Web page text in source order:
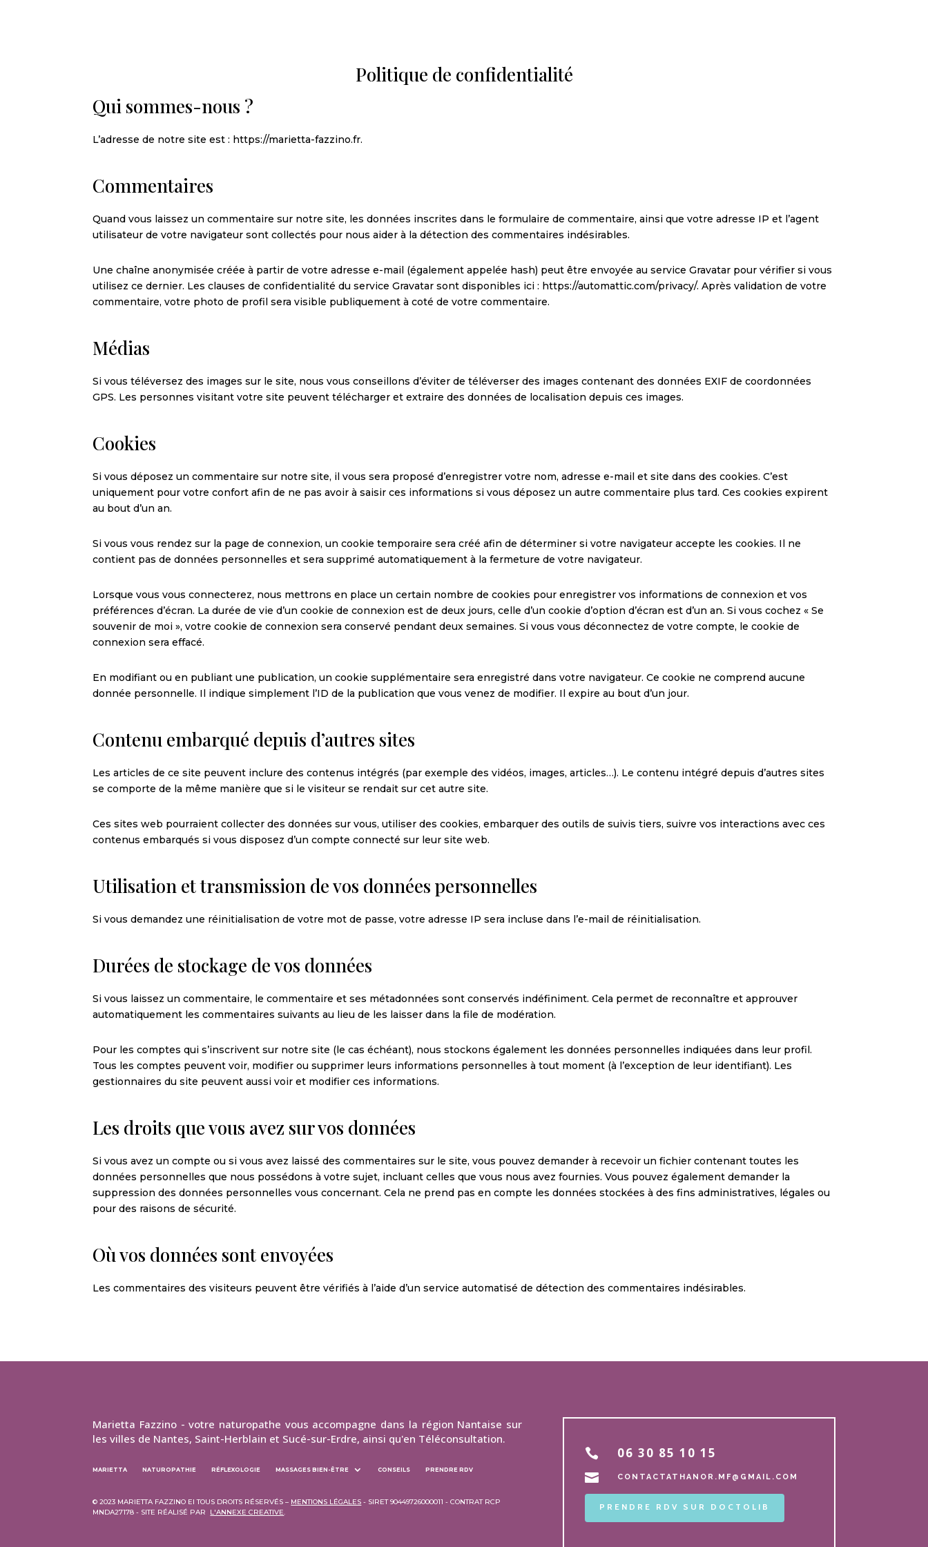
Politique de confidentialité
Qui sommes-nous ?
L’adresse de notre site est : https://marietta-fazzino.fr.
Commentaires
Quand vous laissez un commentaire sur notre site, les données inscrites dans le formulaire de commentaire, ainsi que votre adresse IP et l’agent
utilisateur de votre navigateur sont collectés pour nous aider à la détection des commentaires indésirables.
Une chaîne anonymisée créée à partir de votre adresse e-mail (également appelée hash) peut être envoyée au service Gravatar pour vérifier si vous
utilisez ce dernier. Les clauses de confidentialité du service Gravatar sont disponibles ici : https://automattic.com/privacy/. Après validation de votre
commentaire, votre photo de profil sera visible publiquement à coté de votre commentaire.
Médias
Si vous téléversez des images sur le site, nous vous conseillons d’éviter de téléverser des images contenant des données EXIF de coordonnées
GPS. Les personnes visitant votre site peuvent télécharger et extraire des données de localisation depuis ces images.
Cookies
Si vous déposez un commentaire sur notre site, il vous sera proposé d’enregistrer votre nom, adresse e-mail et site dans des cookies. C’est
uniquement pour votre confort afin de ne pas avoir à saisir ces informations si vous déposez un autre commentaire plus tard. Ces cookies expirent
au bout d’un an.
Si vous vous rendez sur la page de connexion, un cookie temporaire sera créé afin de déterminer si votre navigateur accepte les cookies. Il ne
contient pas de données personnelles et sera supprimé automatiquement à la fermeture de votre navigateur.
Lorsque vous vous connecterez, nous mettrons en place un certain nombre de cookies pour enregistrer vos informations de connexion et vos
préférences d’écran. La durée de vie d’un cookie de connexion est de deux jours, celle d’un cookie d’option d’écran est d’un an. Si vous cochez « Se
souvenir de moi », votre cookie de connexion sera conservé pendant deux semaines. Si vous vous déconnectez de votre compte, le cookie de
connexion sera effacé.
En modifiant ou en publiant une publication, un cookie supplémentaire sera enregistré dans votre navigateur. Ce cookie ne comprend aucune
donnée personnelle. Il indique simplement l’ID de la publication que vous venez de modifier. Il expire au bout d’un jour.
Contenu embarqué depuis d’autres sites
Les articles de ce site peuvent inclure des contenus intégrés (par exemple des vidéos, images, articles…). Le contenu intégré depuis d’autres sites
se comporte de la même manière que si le visiteur se rendait sur cet autre site.
Ces sites web pourraient collecter des données sur vous, utiliser des cookies, embarquer des outils de suivis tiers, suivre vos interactions avec ces
contenus embarqués si vous disposez d’un compte connecté sur leur site web.
Utilisation et transmission de vos données personnelles
Si vous demandez une réinitialisation de votre mot de passe, votre adresse IP sera incluse dans l’e-mail de réinitialisation.
Durées de stockage de vos données
Si vous laissez un commentaire, le commentaire et ses métadonnées sont conservés indéfiniment. Cela permet de reconnaître et approuver
automatiquement les commentaires suivants au lieu de les laisser dans la file de modération.
Pour les comptes qui s’inscrivent sur notre site (le cas échéant), nous stockons également les données personnelles indiquées dans leur profil.
Tous les comptes peuvent voir, modifier ou supprimer leurs informations personnelles à tout moment (à l’exception de leur identifiant). Les
gestionnaires du site peuvent aussi voir et modifier ces informations.
Les droits que vous avez sur vos données
Si vous avez un compte ou si vous avez laissé des commentaires sur le site, vous pouvez demander à recevoir un fichier contenant toutes les
données personnelles que nous possédons à votre sujet, incluant celles que vous nous avez fournies. Vous pouvez également demander la
suppression des données personnelles vous concernant. Cela ne prend pas en compte les données stockées à des fins administratives, légales ou
pour des raisons de sécurité.
Où vos données sont envoyées
Les commentaires des visiteurs peuvent être vérifiés à l’aide d’un service automatisé de détection des commentaires indésirables.
Marietta Fazzino - votre naturopathe vous accompagne dans la région Nantaise sur
les villes de Nantes, Saint-Herblain et Sucé-sur-Erdre, ainsi qu'en Téléconsultation.
MARIETTA NATUROPATHIE RÉFLEXOLOGIE MASSAGES BIEN-ÊTRE CONSEILS PRENDRE RDV
© 2023 MARIETTA FAZZINO EI TOUS DROITS RÉSERVÉS – MENTIONS LÉGALES - SIRET 90449726000011 - CONTRAT RCP
MNDA27178 - SITE RÉALISÉ PAR L'ANNEXE CREATIVE.
 06 30 85 10 15
 CONTACTATHANOR.MF@GMAIL.COM
PRENDRE RDV SUR DOCTOLIB